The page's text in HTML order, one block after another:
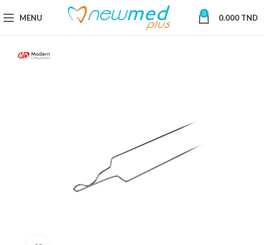
MENU 0 0.000 TND